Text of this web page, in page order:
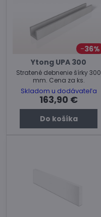
36%
Ytong UPA 300
Stratené debnenie šírky 300
mm. Cena za ks.
Skladom u dodávateľa
163,90 €
Do košíka